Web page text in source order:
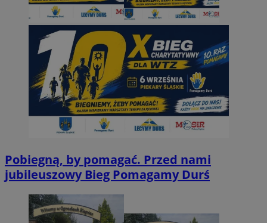
Pobiegną, by pomagać. Przed nami
jubileuszowy Bieg Pomagamy Durś